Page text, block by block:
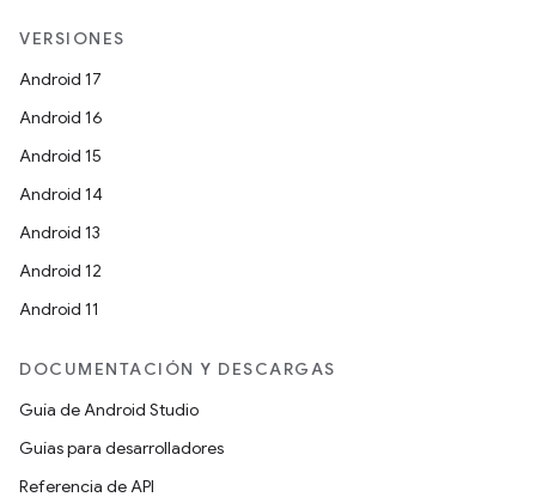
VERSIONES
Android 17
Android 16
Android 15
Android 14
Android 13
Android 12
Android 11
DOCUMENTACIÓN Y DESCARGAS
Guía de Android Studio
Guías para desarrolladores
Referencia de API